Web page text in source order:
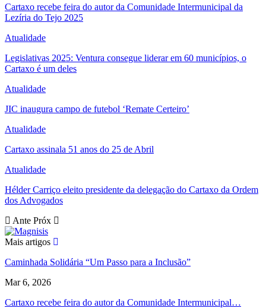
Cartaxo recebe feira do autor da Comunidade Intermunicipal da
Lezíria do Tejo 2025
Atualidade
Legislativas 2025: Ventura consegue liderar em 60 municípios, o
Cartaxo é um deles
Atualidade
JIC inaugura campo de futebol ‘Remate Certeiro’
Atualidade
Cartaxo assinala 51 anos do 25 de Abril
Atualidade
Hélder Carriço eleito presidente da delegação do Cartaxo da Ordem
dos Advogados
Ante Próx
Mais artigos
Caminhada Solidária “Um Passo para a Inclusão”
Mar 6, 2026
Cartaxo recebe feira do autor da Comunidade Intermunicipal…